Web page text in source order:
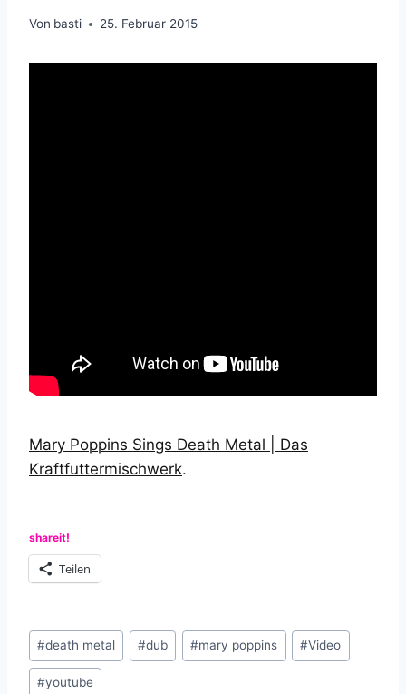
Von basti 25. Februar 2015
Mary Poppins Sings Death Metal | Das
Kraftfuttermischwerk.
shareit!
Teilen
Schlagworte:
#death metal #dub #mary poppins #Video
#youtube